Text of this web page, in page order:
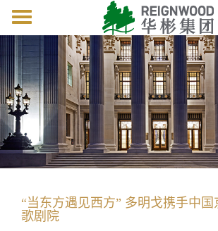
Toggle
navigation
“当东方遇见西方” 多明戈携手中
歌剧院